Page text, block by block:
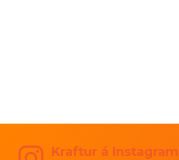
Kraftur á Instagram